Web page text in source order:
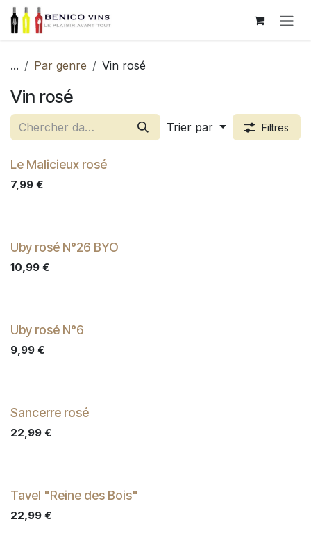
Se rendre au contenu
... Par genre Vin rosé
Vin rosé
Trier par Filtres
Le Malicieux rosé
7,99 €
Uby rosé N°26 BYO
10,99 €
Uby rosé N°6
9,99 €
Sancerre rosé
22,99 €
Tavel "Reine des Bois"
22,99 €